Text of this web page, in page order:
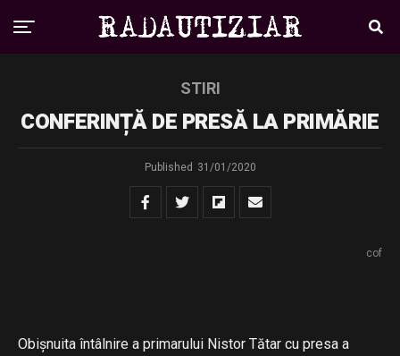
STIRI
CONFERINȚĂ DE PRESĂ LA PRIMĂRIE
Published 31/01/2020
cof
Obișnuita întâlnire a primarului Nistor Tătar cu presa a